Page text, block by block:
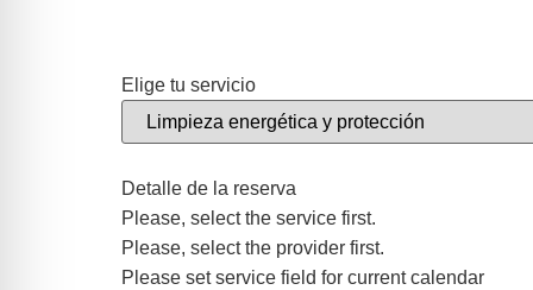
Elige tu servicio
Service Id
Detalle de la reserva
Please, select the service first.
Please, select the provider first.
Please set service field for current calendar